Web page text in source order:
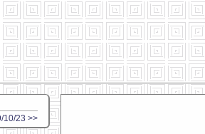
10/23 >>